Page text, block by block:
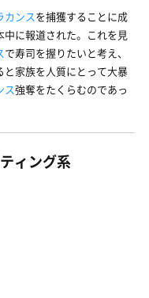
カンスを捕獲することに成
に報道された。これを見
で寿司を握りたいと考え、
と家族を人質にとって大暴
ス強奪をたくらむのであっ
ィング系